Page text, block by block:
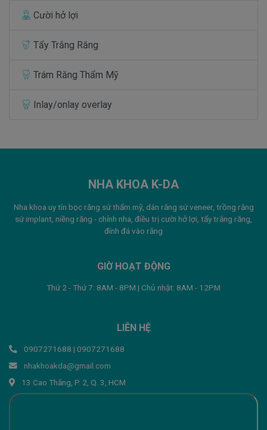
Cười hở lợi
Tẩy Trắng Răng
Trám Răng Thẩm Mỹ
Inlay/onlay overlay
NHA KHOA K-DA
Nha khoa uy tín bọc răng sứ thẩm mỹ, dán răng sứ veneer, trồng răng
sứ implant, niềng răng - chỉnh nha, điều trị cười hở lợi, tẩy trắng răng,
đính đá vào răng
GIỜ HOẠT ĐỘNG
Thứ 2 - Thứ 7: 8AM - 8PM | Chủ nhật: 8AM - 12PM
LIÊN HỆ
0907271688 | 0907271688
nhakhoakda@gmail.com
13 Cao Thắng, P. 2, Q. 3, HCM